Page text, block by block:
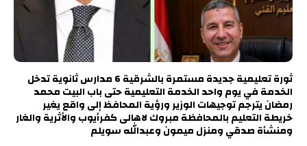
ثورة تعليمية جديدة مستمرة بالشرقية 6 مدارس ثانوية تدخل
الخدمة في يوم واحد الخدمة التعليمية حتى باب البيت محمد
رمضان يترجم توجيهات الوزير ورؤية المحافظ إلى واقع يغير
خريطة التعليم بالمحافظة مبروك لاهالى كفرأيوب والأثرية والغار
ومنشأة صدقي ومنزل ميمون وعبدالله سويلم